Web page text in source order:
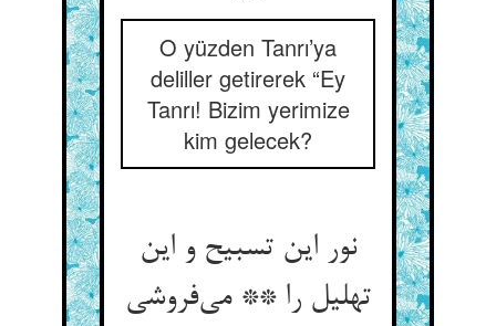
O yüzden Tanrı’ya
deliller getirerek “Ey
Tanrı! Bizim yerimize
kim gelecek?
نور این تسبیح و این
تهلیل را ** می‌‌فروشی